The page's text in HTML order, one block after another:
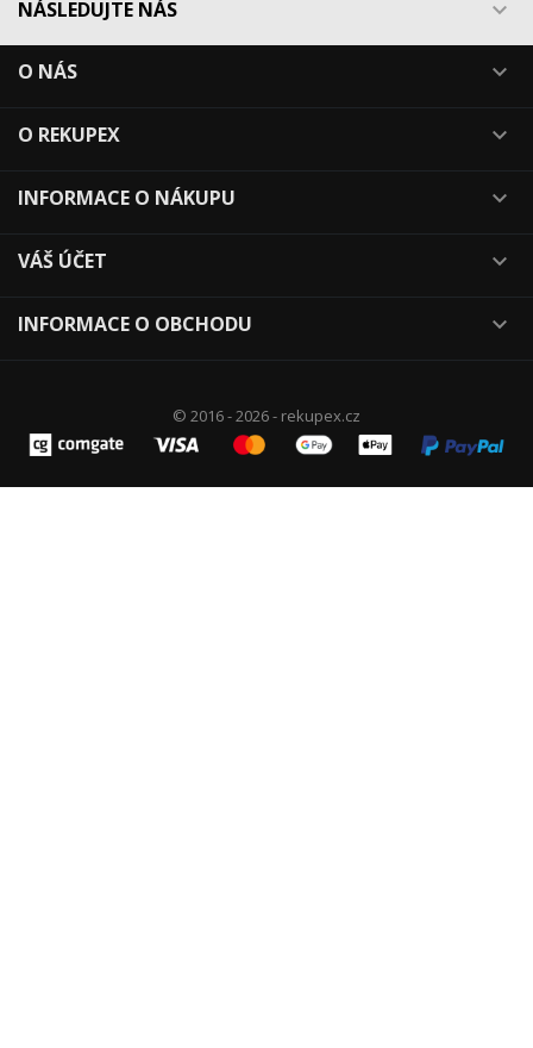
NÁSLEDUJTE NÁS 
O NÁS 
O REKUPEX 
INFORMACE O NÁKUPU 
VÁŠ ÚČET 
INFORMACE O OBCHODU 
© 2016 - 2026 - rekupex.cz